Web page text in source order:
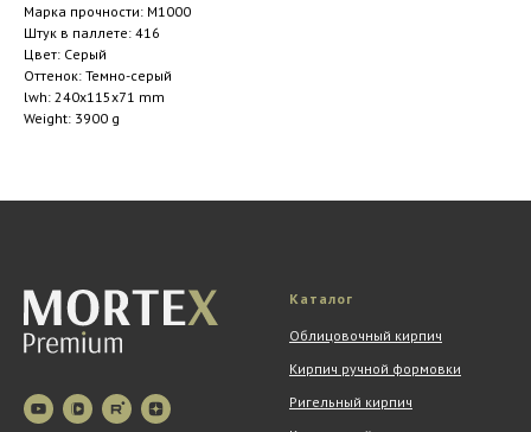
Марка прочности: M1000
Штук в паллете: 416
Цвет: Серый
Оттенок: Темно-серый
lwh: 240x115x71 mm
Weight: 3900 g
Каталог
Облицовочный кирпич
Кирпич ручной формовки
Ригельный кирпич